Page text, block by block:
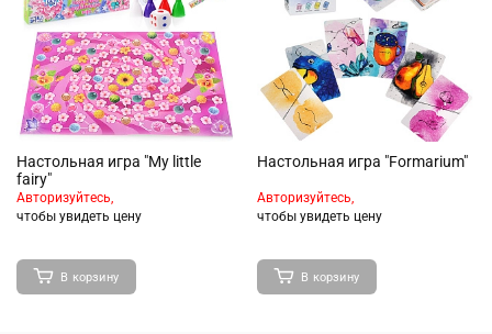
Настольная игра "My little
fairy"
Авторизуйтесь,
чтобы увидеть цену
В корзину
Настольная игра "Formarium"
Авторизуйтесь,
чтобы увидеть цену
В корзину